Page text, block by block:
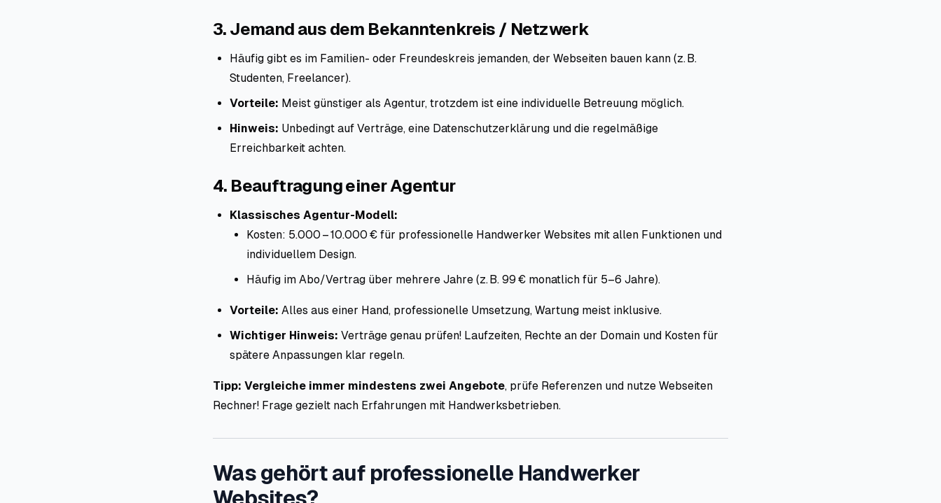
3. Jemand aus dem Bekanntenkreis / Netzwerk
Häufig gibt es im Familien- oder Freundeskreis jemanden, der Webseiten bauen kann (z. B.
Studenten, Freelancer).
Vorteile: Meist günstiger als Agentur, trotzdem ist eine individuelle Betreuung möglich.
Hinweis: Unbedingt auf Verträge, eine Datenschutzerklärung und die regelmäßige
Erreichbarkeit achten.
4. Beauftragung einer Agentur
Klassisches Agentur-Modell:
Kosten: 5.000 – 10.000 € für professionelle Handwerker Websites mit allen Funktionen und
individuellem Design.
Häufig im Abo/Vertrag über mehrere Jahre (z. B. 99 € monatlich für 5–6 Jahre).
Vorteile: Alles aus einer Hand, professionelle Umsetzung, Wartung meist inklusive.
Wichtiger Hinweis: Verträge genau prüfen! Laufzeiten, Rechte an der Domain und Kosten für
spätere Anpassungen klar regeln.
Tipp: Vergleiche immer mindestens zwei Angebote, prüfe Referenzen und nutze Webseiten
Rechner! Frage gezielt nach Erfahrungen mit Handwerksbetrieben.
Was gehört auf professionelle Handwerker